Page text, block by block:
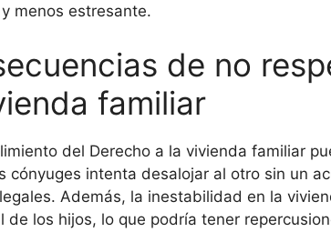
menos estresante.
de no
familiar
del Derecho a la vivienda familiar
cónyuges intenta desalojar al otro sin un
Además, la inestabilidad en la
de los hijos, lo que podría tener